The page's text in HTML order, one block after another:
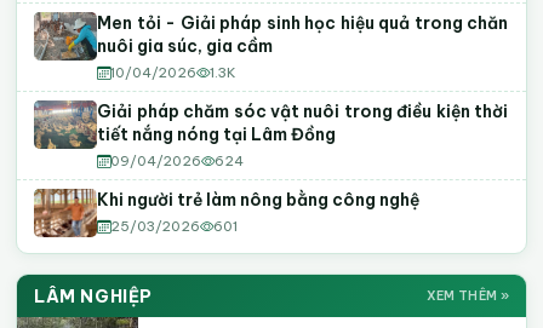
Men tỏi - Giải pháp sinh học hiệu quả trong chăn
nuôi gia súc, gia cầm
10/04/2026 1.3K
Giải pháp chăm sóc vật nuôi trong điều kiện thời
tiết nắng nóng tại Lâm Đồng
09/04/2026 624
Khi người trẻ làm nông bằng công nghệ
25/03/2026 601
LÂM NGHIỆP XEM THÊM »